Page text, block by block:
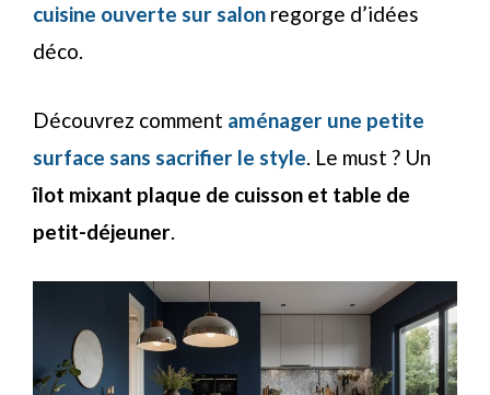
cuisine ouverte sur salon regorge d’idées
déco.
Découvrez comment aménager une petite
surface sans sacrifier le style. Le must ? Un
îlot mixant plaque de cuisson et table de
petit-déjeuner.